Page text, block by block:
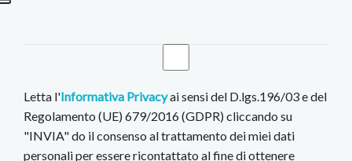
Letta l'Informativa Privacyai sensi del D.lgs.196/03 e del
Regolamento (UE) 679/2016 (GDPR) cliccando su
"INVIA" do il consenso al trattamento dei miei dati
personali per essere ricontattato al fine di ottenere